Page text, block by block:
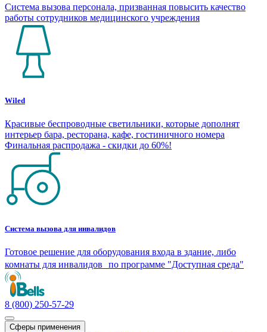
Система вызова персонала, призванная повысить качество
работы сотрудников медицинского учреждения
Wiled
Красивые беспроводные светильники, которые дополнят
интерьер бара, ресторана, кафе, гостиничного номера
Финальная распродажа - скидки до 60%!
Система вызова для инвалидов
Готовое решение для оборудования входа в здание, либо
комнаты для инвалидов по программе "Доступная среда"
8 (800) 250-57-29
Сферы применения